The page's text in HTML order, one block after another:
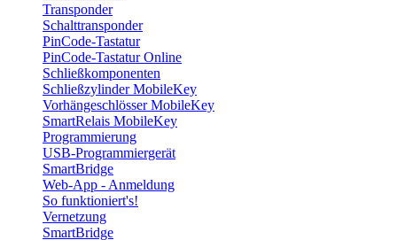
Transponder
Schalttransponder
PinCode-Tastatur
PinCode-Tastatur Online
Schließkomponenten
Schließzylinder MobileKey
Vorhängeschlösser MobileKey
SmartRelais MobileKey
Programmierung
USB-Programmiergerät
SmartBridge
Web-App - Anmeldung
So funktioniert's!
Vernetzung
SmartBridge